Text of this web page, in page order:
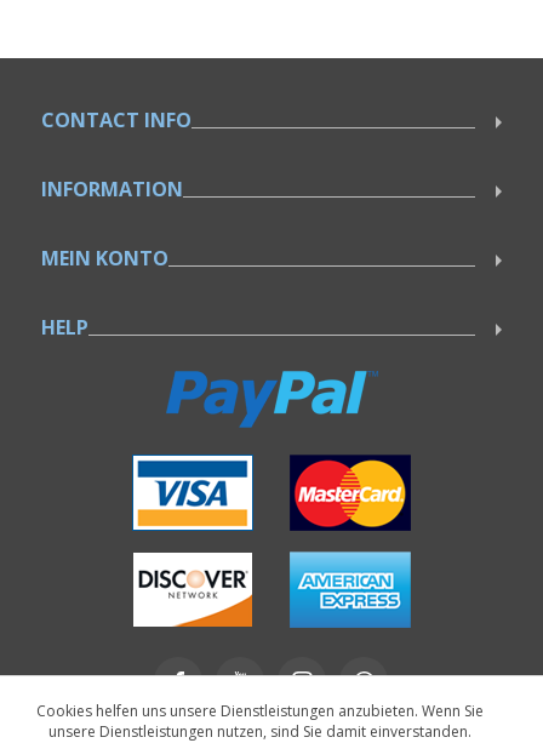
CONTACT INFO
INFORMATION
MEIN KONTO
HELP
Cookies helfen uns unsere Dienstleistungen anzubieten. Wenn Sie
unsere Dienstleistungen nutzen, sind Sie damit einverstanden.